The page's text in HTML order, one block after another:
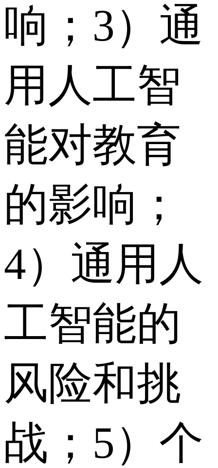
响；3）通
用人工智
能对教育
的影响；
4）通用人
工智能的
风险和挑
战；5）个